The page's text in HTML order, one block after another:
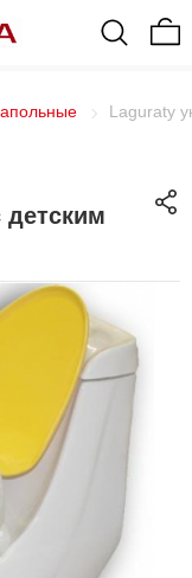
Laguraty
детским